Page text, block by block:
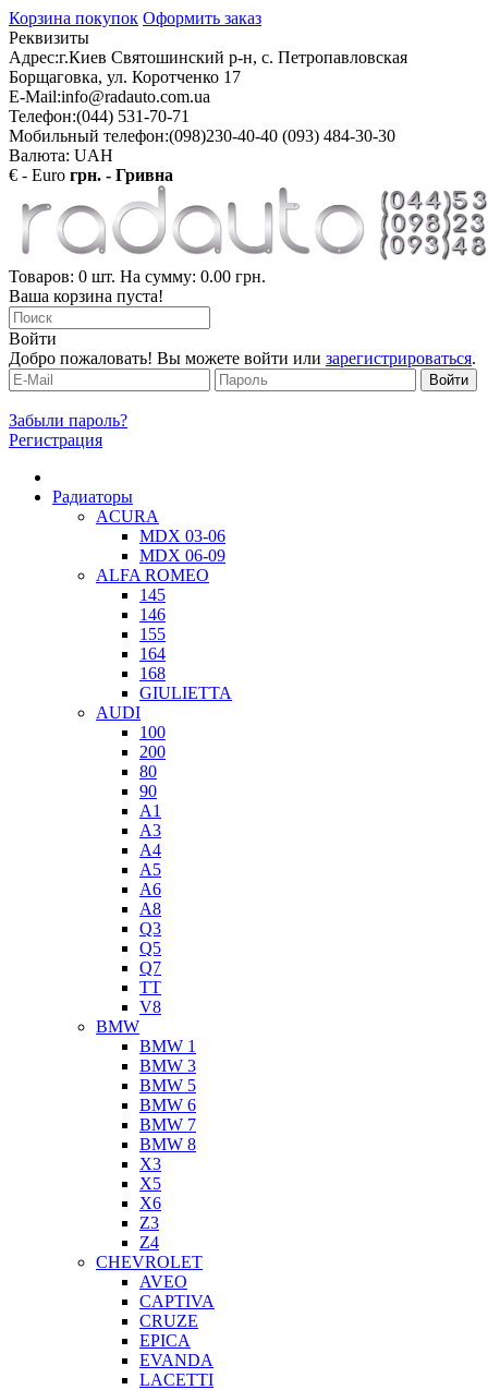
Корзина покупок Оформить заказ
Реквизиты
Адрес:г.Киев Святошинский р-н, с. Петропавловская
Борщаговка, ул. Коротченко 17
E-Mail:info@radauto.com.ua
Телефон:(044) 531-70-71
Мобильный телефон:(098)230-40-40 (093) 484-30-30
Валюта: UAH
€ - Euro грн. - Гривна
Товаров: 0 шт. На сумму: 0.00 грн.
Ваша корзина пуста!
Войти
Добро пожаловать! Вы можете войти или зарегистрироваться.
Забыли пароль?
Регистрация
Радиаторы
ACURA
MDX 03-06
MDX 06-09
ALFA ROMEO
145
146
155
164
168
GIULIETTA
AUDI
100
200
80
90
A1
A3
A4
A5
A6
A8
Q3
Q5
Q7
TT
V8
BMW
BMW 1
BMW 3
BMW 5
BMW 6
BMW 7
BMW 8
X3
X5
X6
Z3
Z4
CHEVROLET
AVEO
CAPTIVA
CRUZE
EPICA
EVANDA
LACETTI